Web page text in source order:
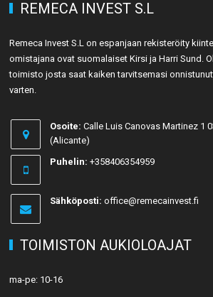
REMECA INVEST S.L
Remeca Invest S.L on espanjaan rekisteröity
omistajana ovat suomalaiset Kirsi ja Harri Sund.
toimisto josta saat kaiken tarvitsemasi
varten.
Osoite: Calle Luis Canovas Martinez 1
(Alicante)
Puhelin: +358406354959
Sähköposti: office@remecainvest.fi
TOIMISTON AUKIOLOAJAT
ma-pe: 10-16